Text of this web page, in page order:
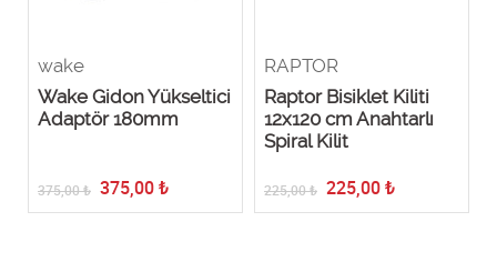
wake
Wake Gidon Yükseltici
Adaptör 180mm
375,00₺ 375,00 ₺
RAPTOR
Raptor Bisiklet Kiliti
12x120 cm Anahtarlı
Spiral Kilit
225,00₺ 225,00 ₺